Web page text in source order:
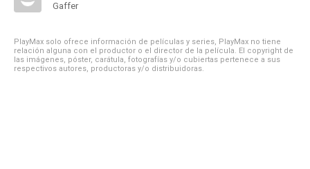
Gaffer
PlayMax solo ofrece información de películas y series, PlayMax no tiene
relación alguna con el productor o el director de la película. El copyright de
las imágenes, póster, carátula, fotografías y/o cubiertas pertenece a sus
respectivos autores, productoras y/o distribuidoras.